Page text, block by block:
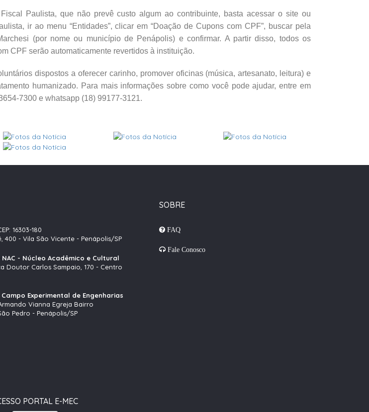
Paulista, que não prevê custo algum ao contribuinte, basta acessar o site ou
ir ao menu “Entidades”, clicar em “Doação de Cupons com CPF”, buscar pela
(por nome ou município de Penápolis) e confirmar. A partir disso, todos os
CPF serão automaticamente revertidos à instituição.
dispostos a oferecer carinho, promover oficinas (música, artesanato, leitura) e
humanizado. Para mais informações sobre como você pode ajudar, entre em
7300 e whatsapp (18) 99177-3121.
16303-180
400 - Vila São Vicente - Penápolis/SP
NAC - Núcleo Acadêmico e Cultural
Doutor Carlos Sampaio, 170 - Centro
Experimental de Engenharias
Vianna Egreja Bairro
Pedro - Penápolis/SP
SOBRE
FAQ
Fale Conosco
PORTAL E-MEC